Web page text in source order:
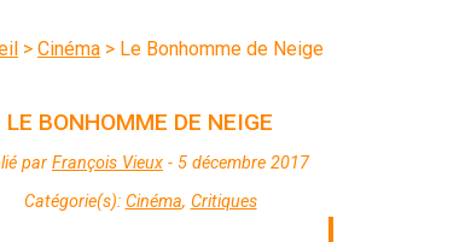
> Cinéma > Le Bonhomme de Neige
LE BONHOMME DE NEIGE
par François Vieux - 5 décembre 2017
Catégorie(s): Cinéma, Critiques